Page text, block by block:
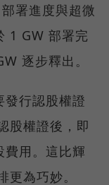
署進度與超微
1 GW 部署完
逐步釋出。
發行認股權證
股權證後，即
用。這比輝
為巧妙。